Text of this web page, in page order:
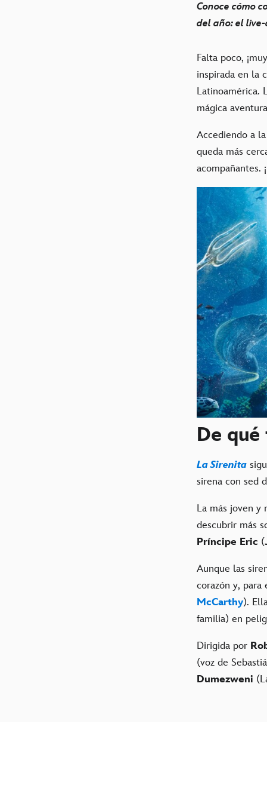
Conoce cómo
del año: el
Falta poco,
inspirada en la
Latinoamérica.
mágica
Accediendo a
queda más
acompañantes.
De
La Sirenita
sirena con sed
La más joven
descubrir más
Príncipe Eric (
Aunque las
corazón y,
McCarthy).
familia) en
Dirigida por
(voz de
Dumezweni